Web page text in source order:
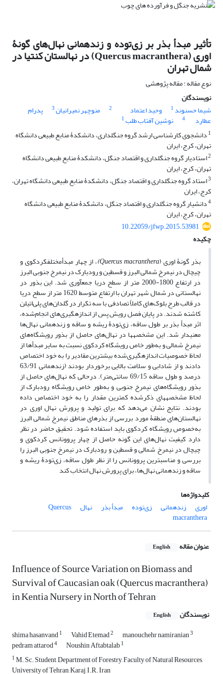
تأثیر مبدأ بذر بر زی‌توده و زنده‏مانی نهال‌های گونۀ
اوری (Quercus macranthera) در نهالستان کنتیا در
شمال تهران
نوع مقاله : مقاله پژوهشی
نویسندگان
شیما حسنوند 1 وحید اعتماد 2 منوچهر نمیرانیان3 پدرام
عطارد 4 نوشین آفتاب طلب1
1 دانشجوی کارشناسی ارشد گروه جنگلداری، دانشکدۀ منابع طبیعی دانشگاه
تهران، کرج، ایران
2استادیار گروه جنگلداری و اقتصاد جنگل، دانشکدۀ منابع طبیعی دانشگاه
تهران، کرج، ایران
3استاد گروه جنگلداری و اقتصاد جنگل، دانشکدۀ منابع طبیعی دانشگاه تهران،
کرج، ایران
4دانشیار گروه جنگلداری و اقتصاد جنگل، دانشکدۀ منابع طبیعی دانشگاه
تهران، کرج، ایران
10.22059/jfwp.2015.53981
چکیده
بذر گونۀ اوری (Quercus macranthera) ، از چهار مبدأمختلفکردکوی و
چیچال در نیمرخ شمالی البرز و قسطین و رودبارک در نیمرخ جنوبی البرز
در ارتفاع 1800-2000 متر از سطح دریا جمع‏آوری شد. این بذور در
نهالستانی در شمال شهر تهران با ارتفاع متوسط 1620 متر از سطح دریا
در قالب طرح بلوک‌های کاملاً تصادفی با سه تکرار در گلدان‌های پلی‌اتیلن
کاشته شدند. در پایان فصل رویش پس از اندازه‏گیری‌های انجام‌شده،
اثر مبدأ بذر بر طول ساقه، زی‌تودۀ ریشه و ساقه و زنده‏مانی نهال‌ها
معنی‏دار شد. این مشخصه‏ها در نهال‌های حاصل از بذور رویشگاه‌های
نیمرخ شمالی و به‌طور خاص رویشگاه کردکوی نسبت به سایر مبدأها از
لحاظ خصوصیات اندازه‏گیری‌شده بیشترین مقادیر را به خود اختصاص
دادند و از شادابی و سلامت بالایی برخوردار بودند (زنده‏مانی 63/91
درصد و طول ساقه 69/15 سانتی‌متر). درحالی که نهال‌های حاصل از
بذور رویشگاه‌های نیمرخ جنوبی و به‌طور خاص رویشگاه رودبارک از
لحاظ مشخصه‏های ذکرشده کمترین مقدار را به خود اختصاص داده
بودند. نتایج نشان می‌دهد که برای تولید و پرورش نهال اوری در
نهالستان‌های منطقۀ مورد بررسی از بذرهای مناطق نیمرخ شمالی البرز
به‌خصوص رویشگاه کردکوی باید استفاده شود. تحقیق حاضر در نظر
دارد کیفیت نهال‌های این گونه حاصل از چهار پروونانس کردکوی و
چیچال در نیمرخ شمالی و قسطین و رودبارک در نیمرخ جنوبی البرز را
بررسی و مناسب‏ترین پروونانس را از نظر طول ساقه، زی‌تودۀ ریشه و
ساقه و زنده‏مانی نهال‌ها، برای پرورش نهال انتخاب کند
کلیدواژه‌ها
اوری
زنده‏مانی زی‌توده مبدأ بذر نهال Quercus
macranthera
عنوان مقاله English
Influence of Source Variation on Biomass and
Survival of Caucasian oak (Quercus macranthera)
in Kentia Nursery in North of Tehran
نویسندگان English
shima hasanvand1 Vahid Etemad2 manouchehr namiranian3
pedram attarod4 Noushin Aftabtalab1
1M. Sc. Student, Department of Forestry, Faculty of Natural Resources,
University of Tehran, Karaj, I.R. Iran